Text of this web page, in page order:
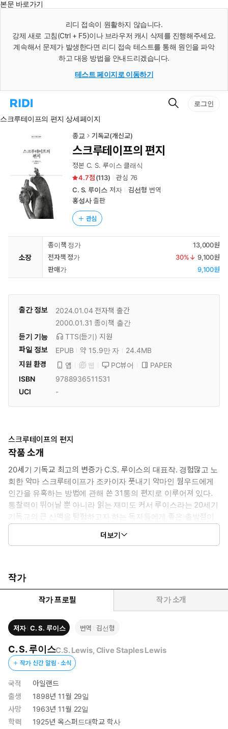
본문 바로가기
리디 접속이 원활하지 않습니다.
강제 새로 고침(Ctrl + F5)이나 브라우저 캐시 삭제를 진행해주세요.
계속해서 문제가 발생한다면 리디 접속 테스트를 통해 원인을 파악
하고 대응 방법을 안내드리겠습니다.
테스트 페이지로 이동하기
리
홈
검
로그인
스크루테이프의 편지 상세페이지
종교 기독교(개신교)
스크루테이프의 편지
정본 C. S. 루이스 클래식
4.7
(113) 관심 76
C. S. 루이스저자 김선형 번역
홍성사출판
관심
소장
종이책 정가
13,000원
전자책 정가
30%↓ 9,100원
판매가
9,100원
출간 정보 2024.01.04 전자책 출간
2000.01.31 종이책 출간
듣기 기능
TTS(듣기) 지원
파일 정보
EPUB 약 15.9만 자
24.4MB
지원 환경
앱 웹 PC뷰어
PAPER
ISBN
9788936511531
UCI
-
스크루테이프의 편지
작품 소개
20세기 기독교 최고의 변증가 C.S. 루이스의 대표작. 경험많고 노
회한 악마 스크루테이프가 조카이자 풋내기 악마인 웜우드에게
인간을 유혹하는 방법에 관해 쓴 31통의 편지로 이루어져 있다.
통찰력이 뛰어날 뿐 아니라 읽는 재미도 커서 루이스라는 20세기
기독교의 큰 산맥을 탐험하고자 하는 독자들에게 좋은 출발점이
되어 줄 것이다. 특히 루이스 자신이 이 책의 배경을 설명한 '1961
년 서문'이 국내 처음으로 소개.
더보기
작가
작가 프로필 작가 소개
저자 C. S. 루이스 번역 김선형
C. S. 루이스C.S. Lewis, Clive Staples Lewis
작가 신간 알림 · 소식
국적
아일랜드
출생
1898년 11월 29일
사망
1963년 11월 22일
학력
1925년 옥스퍼드대학교 학사